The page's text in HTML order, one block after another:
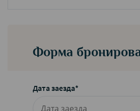
Форма
Дата заезда*